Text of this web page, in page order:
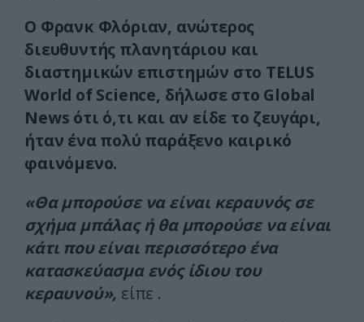
Ο Φρανκ Φλόριαν, ανώτερος
διευθυντής πλανητάριου και
διαστημικών επιστημών στο TELUS
World of Science, δήλωσε στο Global
News ότι ό,τι και αν είδε το ζευγάρι,
ήταν ένα πολύ παράξενο καιρικό
φαινόμενο.
«Θα μπορούσε να είναι κεραυνός σε
σχήμα μπάλας ή θα μπορούσε να είναι
κάτι που είναι περισσότερο ένα
κατασκεύασμα ενός ίδιου του
κεραυνού», είπε .